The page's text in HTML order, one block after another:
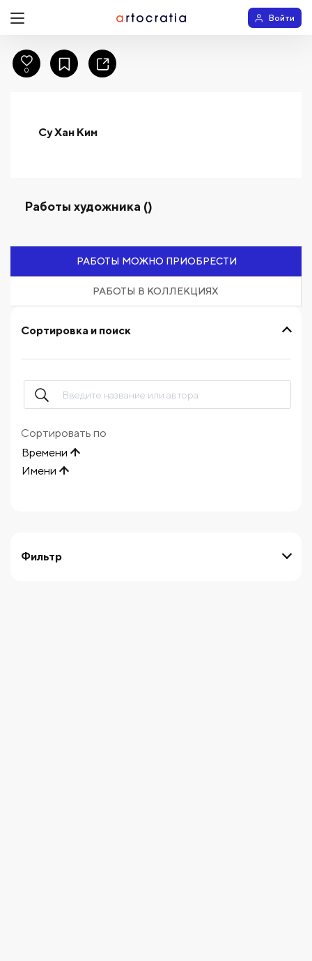
Войти
Су Хан Ким
Работы художника ()
РАБОТЫ МОЖНО ПРИОБРЕСТИ
РАБОТЫ В КОЛЛЕКЦИЯХ
Фильтр
Сортировка и поиск
Сортировать по
Времени
Имени
0